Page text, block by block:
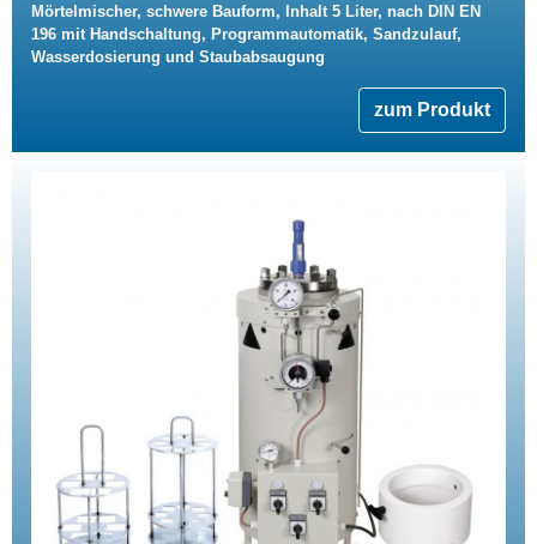
Mörtelmischer, schwere Bauform, Inhalt 5 Liter, nach DIN EN
196 mit Handschaltung, Programmautomatik, Sandzulauf,
Wasserdosierung und Staubabsaugung
zum Produkt